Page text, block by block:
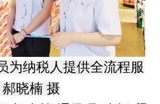
为纳税人提供全流程服
郝晓楠 摄